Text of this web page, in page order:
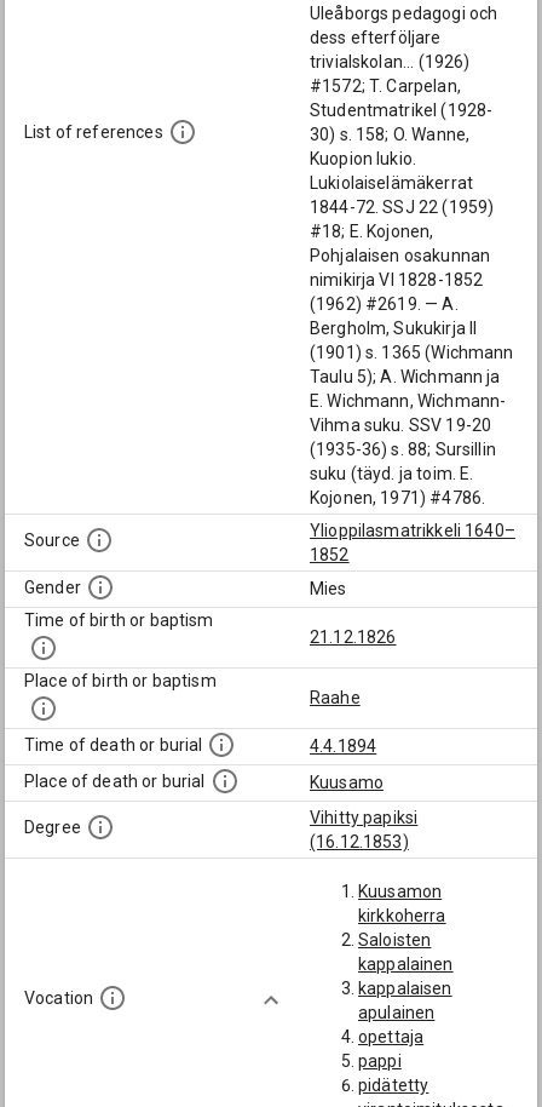
List of references
Uleåborgs pedagogi och
dess efterföljare
trivialskolan... (1926)
#1572; T. Carpelan,
Studentmatrikel (1928-
30) s. 158; O. Wanne,
Kuopion lukio.
Lukiolaiselämäkerrat
1844-72. SSJ 22 (1959)
#18; E. Kojonen,
Pohjalaisen osakunnan
nimikirja VI 1828-1852
(1962) #2619. — A.
Bergholm, Sukukirja II
(1901) s. 1365 (Wichmann
Taulu 5); A. Wichmann ja
E. Wichmann, Wichmann-
Vihma suku. SSV 19-20
(1935-36) s. 88; Sursillin
suku (täyd. ja toim. E.
Kojonen, 1971) #4786.
Source
Ylioppilasmatrikkeli 1640–
1852
Gender
Mies
Time of birth or baptism
21.12.1826
Place of birth or baptism
Raahe
Time of death or burial
4.4.1894
Place of death or burial
Kuusamo
Degree
Vihitty papiksi
(16.12.1853)
Vocation
Kuusamon
kirkkoherra
Saloisten
kappalainen
kappalaisen
apulainen
opettaja
pappi
pidätetty